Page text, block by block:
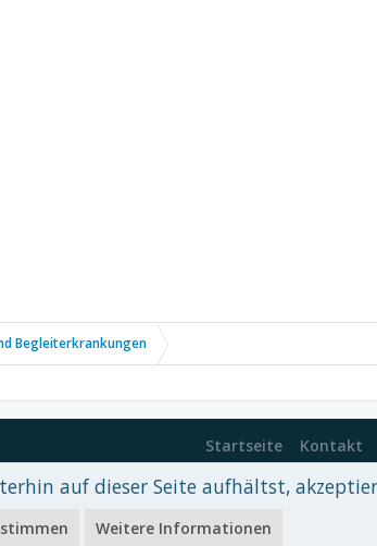
Begleiterkrankungen
Startseite Kontakt
auf dieser Seite aufhältst,
Weitere Informationen